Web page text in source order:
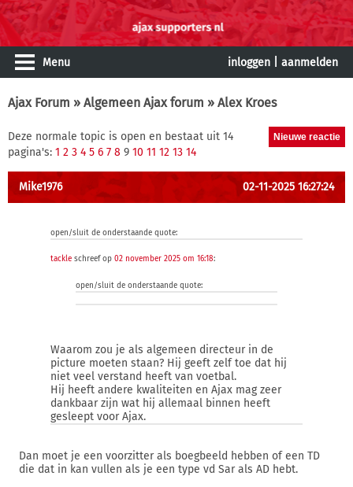
Menu inloggen aanmelden
Ajax Forum » Algemeen Ajax forum » Alex Kroes
Deze normale topic is open en bestaat uit 14
pagina's: 1 2 3 4 5 6 7 8 9 10 11 12 13 14
Mike1976 02-11-2025 16:27:24
open/sluit de onderstaande quote:
tackle schreef op 02 november 2025 om 16:18:
open/sluit de onderstaande quote:
Waarom zou je als algemeen directeur in de
picture moeten staan? Hij geeft zelf toe dat hij
niet veel verstand heeft van voetbal.
Hij heeft andere kwaliteiten en Ajax mag zeer
dankbaar zijn wat hij allemaal binnen heeft
gesleept voor Ajax.
Dan moet je een voorzitter als boegbeeld hebben of een TD
die dat in kan vullen als je een type vd Sar als AD hebt.